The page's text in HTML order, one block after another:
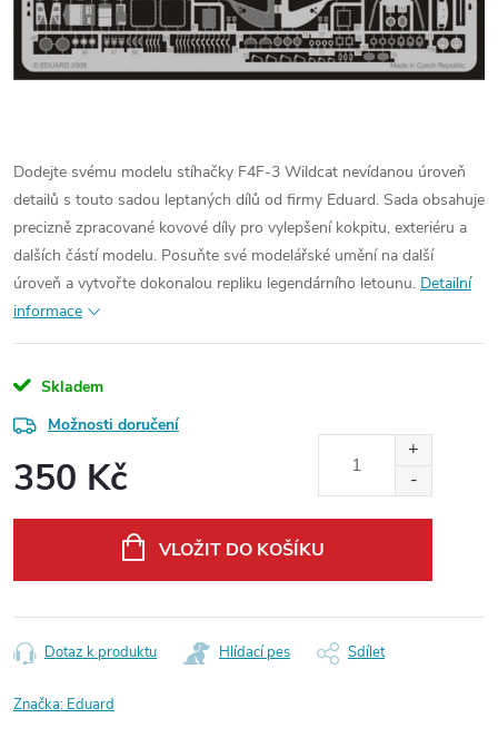
Dodejte svému modelu stíhačky F4F-3 Wildcat nevídanou úroveň
detailů s touto sadou leptaných dílů od firmy Eduard. Sada obsahuje
precizně zpracované kovové díly pro vylepšení kokpitu, exteriéru a
dalších částí modelu. Posuňte své modelářské umění na další
úroveň a vytvořte dokonalou repliku legendárního letounu. Detailní
informace
Skladem
Možnosti doručení
350 Kč
VLOŽIT DO KOŠÍKU
Dotaz k produktu Hlídací pes Sdílet
Značka: Eduard